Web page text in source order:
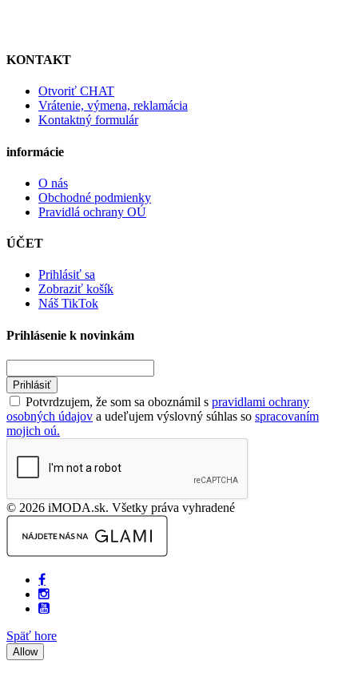
KONTAKT
Otvoriť CHAT
Vrátenie, výmena, reklamácia
Kontaktný formulár
informácie
O nás
Obchodné podmienky
Pravidlá ochrany OÚ
ÚČET
Prihlásiť sa
Zobraziť košík
Náš TikTok
Prihlásenie k novinkám
Prihlásiť
Potvrdzujem, že som sa oboznámil s pravidlami ochrany
osobných údajov a udeľujem výslovný súhlas so spracovaním
mojich oú.
© 2026 iMODA.sk. Všetky práva vyhradené
Späť hore
Allow